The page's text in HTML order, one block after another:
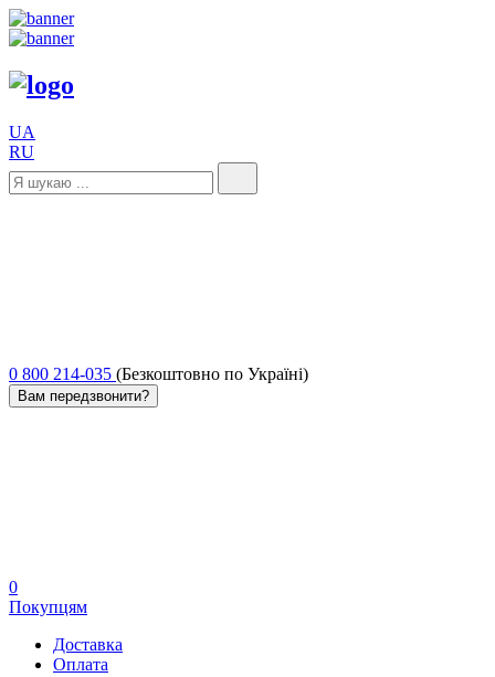
UA
RU
0 800 214-035 (Безкоштовно по Україні)
Вам передзвонити?
0
Покупцям
Доставка
Оплата